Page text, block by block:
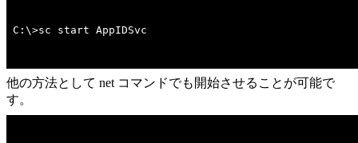
C:\>sc start AppIDSvc
他の方法として net コマンドでも開始させることが可能で
す。